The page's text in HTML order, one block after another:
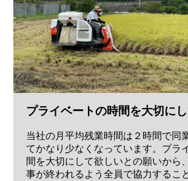
プライベートの時間を大切にし
当社の月平均残業時間は２時間で同
てかなり少なくなっています。プラ
間を大切にして欲しいとの願いから
事が終われるよう全員で協力するこ